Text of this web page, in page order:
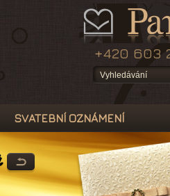
+420 603
SVATEBNÍ OZNÁMENÍ